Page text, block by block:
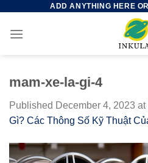
content
ADD ANYTHING HERE
mam-xe-la-gi-4
Published December 4, 2023 at
Gì? Các Thông Số Kỹ Thuật